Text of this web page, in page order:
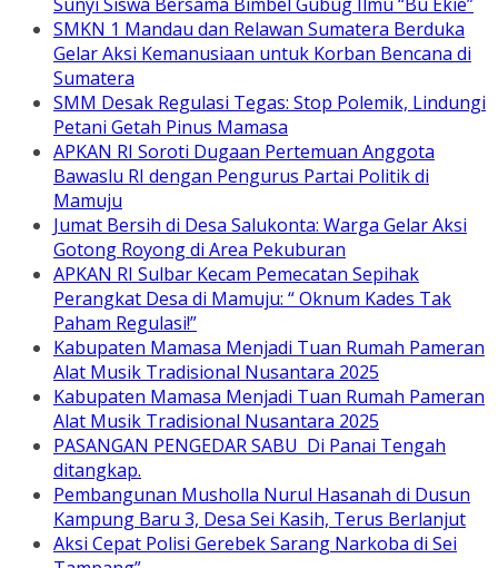
SMKN 1 Mandau dan Relawan Sumatera Berduka
Gelar Aksi Kemanusiaan untuk Korban Bencana di
Sumatera
SMM Desak Regulasi Tegas: Stop Polemik, Lindungi
Petani Getah Pinus Mamasa
APKAN RI Soroti Dugaan Pertemuan Anggota
Bawaslu RI dengan Pengurus Partai Politik di
Mamuju
Jumat Bersih di Desa Salukonta: Warga Gelar Aksi
Gotong Royong di Area Pekuburan
APKAN RI Sulbar Kecam Pemecatan Sepihak
Perangkat Desa di Mamuju: “ Oknum Kades Tak
Paham Regulasi!”
Kabupaten Mamasa Menjadi Tuan Rumah Pameran
Alat Musik Tradisional Nusantara 2025
Kabupaten Mamasa Menjadi Tuan Rumah Pameran
Alat Musik Tradisional Nusantara 2025
PASANGAN PENGEDAR SABU Di Panai Tengah
ditangkap.
Pembangunan Musholla Nurul Hasanah di Dusun
Kampung Baru 3, Desa Sei Kasih, Terus Berlanjut
Aksi Cepat Polisi Gerebek Sarang Narkoba di Sei